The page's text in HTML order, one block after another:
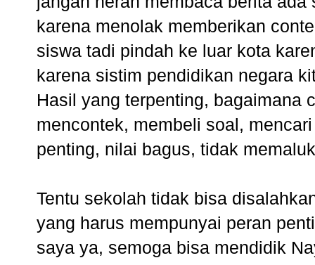
karena menolak memberikan
siswa tadi pindah ke luar kota
karena sistim pendidikan negara
Hasil yang terpenting, bagaimana
mencontek, membeli soal,
penting, nilai bagus, tidak
Tentu sekolah tidak bisa
yang harus mempunyai peran
saya ya, semoga bisa mendidik